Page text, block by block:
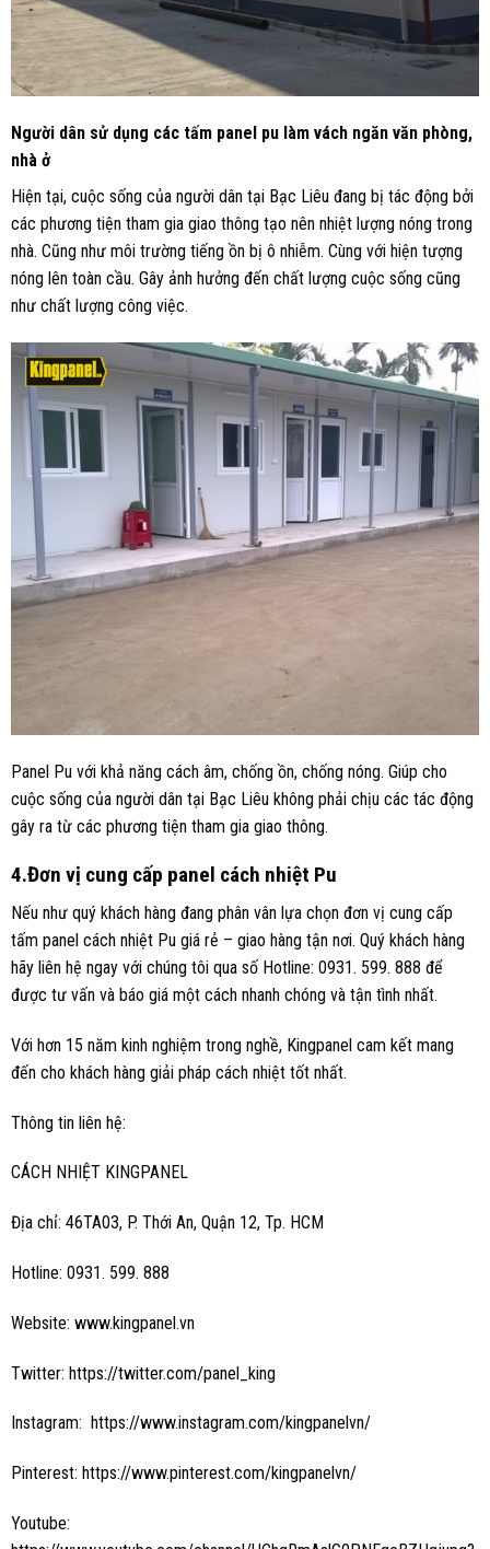
Người dân sử dụng các tấm panel pu làm vách ngăn văn phòng,
nhà ở
Hiện tại, cuộc sống của người dân tại Bạc Liêu đang bị tác động bởi
các phương tiện tham gia giao thông tạo nên nhiệt lượng nóng trong
nhà. Cũng như môi trường tiếng ồn bị ô nhiễm. Cùng với hiện tượng
nóng lên toàn cầu. Gây ảnh hưởng đến chất lượng cuộc sống cũng
như chất lượng công việc.
Panel Pu với khả năng cách âm, chống ồn, chống nóng. Giúp cho
cuộc sống của người dân tại Bạc Liêu không phải chịu các tác động
gây ra từ các phương tiện tham gia giao thông.
4.Đơn vị cung cấp panel cách nhiệt Pu
Nếu như quý khách hàng đang phân vân lựa chọn đơn vị cung cấp
tấm panel cách nhiệt Pu giá rẻ – giao hàng tận nơi. Quý khách hàng
hãy liên hệ ngay với chúng tôi qua số Hotline: 0931. 599. 888 để
được tư vấn và báo giá một cách nhanh chóng và tận tình nhất.
Với hơn 15 năm kinh nghiệm trong nghề, Kingpanel cam kết mang
đến cho khách hàng giải pháp cách nhiệt tốt nhất.
Thông tin liên hệ:
CÁCH NHIỆT KINGPANEL
Địa chỉ: 46TA03, P. Thới An, Quận 12, Tp. HCM
Hotline: 0931. 599. 888
Website: www.kingpanel.vn
Twitter: https://twitter.com/panel_king
Instagram: https://www.instagram.com/kingpanelvn/
Pinterest: https://www.pinterest.com/kingpanelvn/
Youtube: